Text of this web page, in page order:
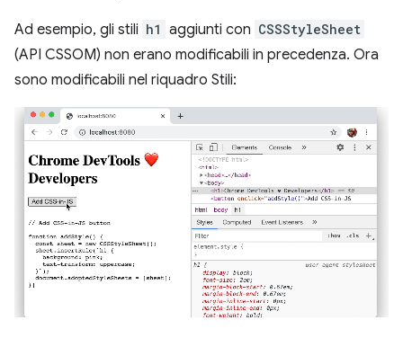
Ad esempio, gli stili h1 aggiunti con CSSStyleSheet
(API CSSOM) non erano modificabili in precedenza. Ora
sono modificabili nel riquadro Stili: